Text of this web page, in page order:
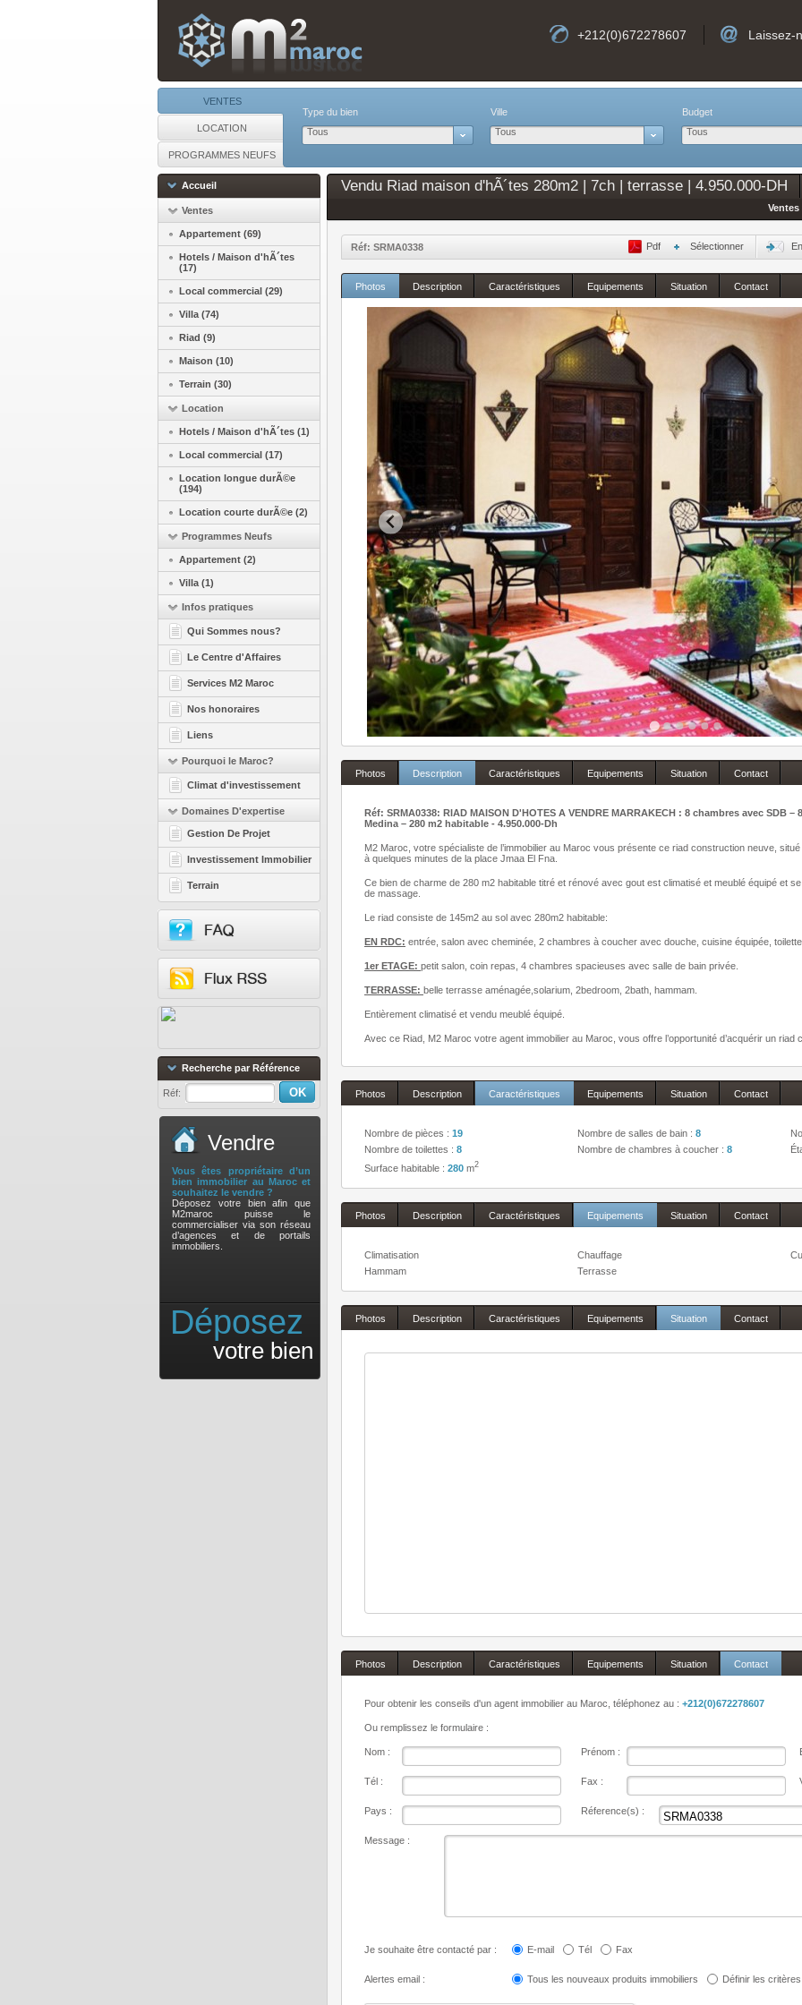
+212(0)672278607 Laissez-
VENTES
LOCATION
PROGRAMMES NEUFS
Type du bien
Tous
Ville
Tous
Budget
Tous
Accueil
Ventes
Appartement (69)
Hotels / Maison d'hÃ´tes
(17)
Local commercial (29)
Villa (74)
Riad (9)
Maison (10)
Terrain (30)
Location
Hotels / Maison d'hÃ´tes (1)
Local commercial (17)
Location longue durÃ©e
(194)
Location courte durÃ©e (2)
Programmes Neufs
Appartement (2)
Villa (1)
Infos pratiques
Qui Sommes nous?
Le Centre d'Affaires
Services M2 Maroc
Nos honoraires
Liens
Pourquoi le Maroc?
Climat d'investissement
Domaines D'expertise
Gestion De Projet
Investissement Immobilier
Terrain
Recherche par Référence
Réf:
Vendre
Vous êtes propriétaire d’un
bien immobilier au Maroc et
souhaitez le vendre ?
Déposez votre bien afin que
M2maroc puisse le
commercialiser via son réseau
d’agences et de portails
immobiliers.
Déposez
votre bien
Vendu Riad maison d'hÃ´tes 280m2 | 7ch | terrasse | 4.950.000-DH
Ventes
Réf: SRMA0338 Pdf Sélectionner
Photos Description Caractéristiques Equipements Situation Contact
Photos Description Caractéristiques Equipements Situation Contact
Réf: SRMA0338: RIAD MAISON D'HOTES A VENDRE MARRAKECH : 8 chambres avec SDB
Medina – 280 m2 habitable - 4.950.000-Dh
M2 Maroc, votre spécialiste de l’immobilier au Maroc vous présente ce riad construction neuve,
à quelques minutes de la place Jmaa El Fna.
Ce bien de charme de 280 m2 habitable titré et rénové avec gout est climatisé et meublé équipé et
de massage.
Le riad consiste de 145m2 au sol avec 280m2 habitable:
EN RDC: entrée, salon avec cheminée, 2 chambres à coucher avec douche, cuisine équipée,
1er ETAGE: petit salon, coin repas, 4 chambres spacieuses avec salle de bain privée.
TERRASSE: belle terrasse aménagée,solarium, 2bedroom, 2bath, hammam.
Entièrement climatisé et vendu meublé équipé.
Avec ce Riad, M2 Maroc votre agent immobilier au Maroc, vous offre l’opportunité d’acquérir un riad
Photos Description Caractéristiques Equipements Situation Contact
Nombre de pièces : 19 Nombre de salles de bain : 8
Nombre de toilettes : 8 Nombre de chambres à coucher : 8
Surface habitable : 280 m2
Photos Description Caractéristiques Equipements Situation Contact
Climatisation Chauffage
Hammam
Terrasse
Photos Description Caractéristiques Equipements Situation Contact
Photos Description Caractéristiques Equipements Situation Contact
Pour obtenir les conseils d'un agent immobilier au Maroc, téléphonez au : +212(0)672278607
Ou remplissez le formulaire :
Nom : Prénom :
Tél : Fax :
Pays : Réference(s) :
Message :
Je souhaite être contacté par : E-mail Tél Fax
Alertes email : Tous les nouveaux produits immobiliers Définir les critères